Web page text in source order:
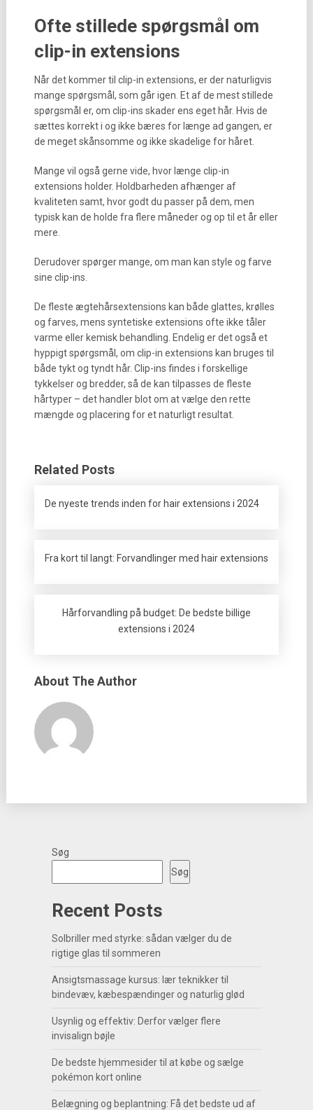
Ofte stillede spørgsmål om
clip-in extensions
Når det kommer til clip-in extensions, er der naturligvis
mange spørgsmål, som går igen. Et af de mest stillede
spørgsmål er, om clip-ins skader ens eget hår. Hvis de
sættes korrekt i og ikke bæres for længe ad gangen, er
de meget skånsomme og ikke skadelige for håret.
Mange vil også gerne vide, hvor længe clip-in
extensions holder. Holdbarheden afhænger af
kvaliteten samt, hvor godt du passer på dem, men
typisk kan de holde fra flere måneder og op til et år eller
mere.
Derudover spørger mange, om man kan style og farve
sine clip-ins.
De fleste ægtehårsextensions kan både glattes, krølles
og farves, mens syntetiske extensions ofte ikke tåler
varme eller kemisk behandling. Endelig er det også et
hyppigt spørgsmål, om clip-in extensions kan bruges til
både tykt og tyndt hår. Clip-ins findes i forskellige
tykkelser og bredder, så de kan tilpasses de fleste
hårtyper – det handler blot om at vælge den rette
mængde og placering for et naturligt resultat.
Related Posts
De nyeste trends inden for hair extensions i 2024
Fra kort til langt: Forvandlinger med hair extensions
Hårforvandling på budget: De bedste billige
extensions i 2024
About The Author
Søg
Søg
Recent Posts
Solbriller med styrke: sådan vælger du de
rigtige glas til sommeren
Ansigtsmassage kursus: lær teknikker til
bindevæv, kæbespændinger og naturlig glød
Usynlig og effektiv: Derfor vælger flere
invisalign bøjle
De bedste hjemmesider til at købe og sælge
pokémon kort online
Belægning og beplantning: Få det bedste ud af